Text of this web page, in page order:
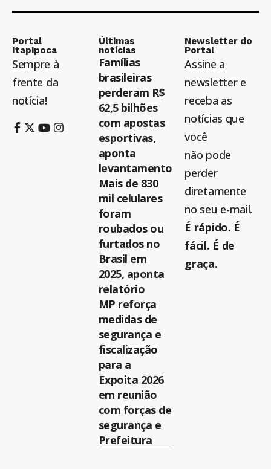
Portal
Itapipoca
Sempre à
frente da
notícia!
Últimas
notícias
Famílias
brasileiras
perderam R$
62,5 bilhões
com apostas
esportivas,
aponta
levantamento
Mais de 830
mil celulares
foram
roubados ou
furtados no
Brasil em
2025, aponta
relatório
MP reforça
medidas de
segurança e
fiscalização
para a
Expoita 2026
em reunião
com forças de
segurança e
Prefeitura
Newsletter do
Portal
Assine a
newsletter e
receba as
notícias que
você
não pode
perder
diretamente
no seu e-mail.
É rápido. É
fácil. É de
graça.